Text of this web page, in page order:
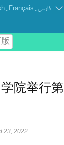
. Français .فارسی
院举行
23, 2022